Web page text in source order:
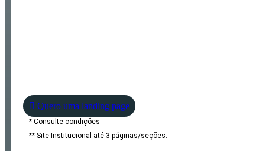
Quero uma landing page
* Consulte condições
** Site Institucional até 3 páginas/seções.